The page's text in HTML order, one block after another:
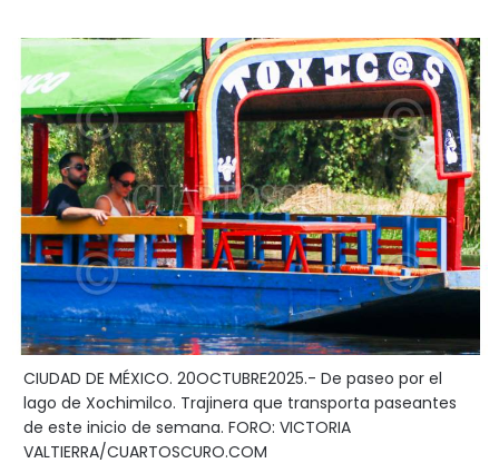
CIUDAD DE MÉXICO. 20OCTUBRE2025.- De paseo por el
lago de Xochimilco. Trajinera que transporta paseantes
de este inicio de semana. FORO: VICTORIA
VALTIERRA/CUARTOSCURO.COM